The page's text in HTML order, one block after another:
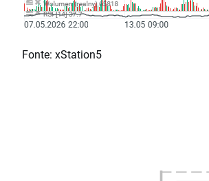
Fonte: xStation5